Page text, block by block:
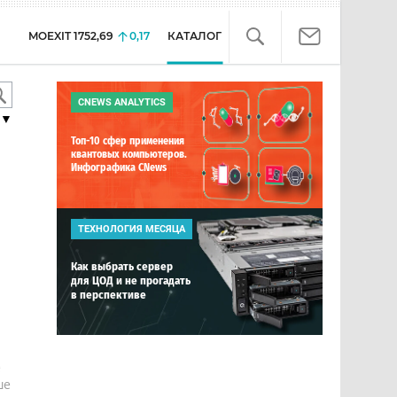
MOEXIT 1752,69 0,17 КАТАЛОГ
▼
CNEWS ANALYTICS
Топ-10 сфер применения
квантовых компьютеров.
Инфографика CNews
ТЕХНОЛОГИЯ МЕСЯЦА
Как выбрать сервер
для ЦОД и не прогадать
в перспективе